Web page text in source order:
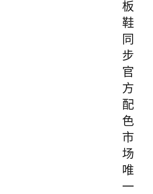
板
鞋
同
步
官
方
配
色
市
场
唯
一